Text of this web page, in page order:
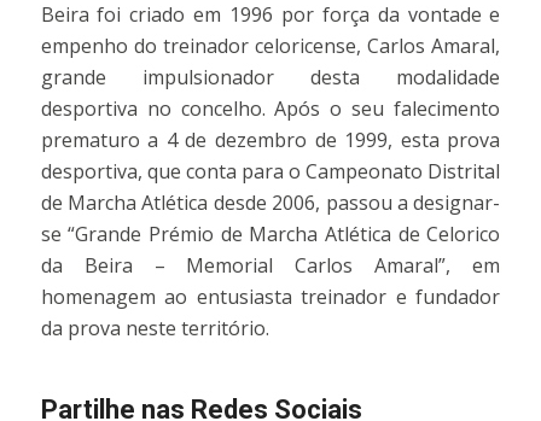
Beira foi criado em 1996 por força da vontade e
empenho do treinador celoricense, Carlos Amaral,
grande impulsionador desta modalidade
desportiva no concelho. Após o seu falecimento
prematuro a 4 de dezembro de 1999, esta prova
desportiva, que conta para o Campeonato Distrital
de Marcha Atlética desde 2006, passou a designar-
se “Grande Prémio de Marcha Atlética de Celorico
da Beira – Memorial Carlos Amaral”, em
homenagem ao entusiasta treinador e fundador
da prova neste território.
Partilhe nas Redes Sociais